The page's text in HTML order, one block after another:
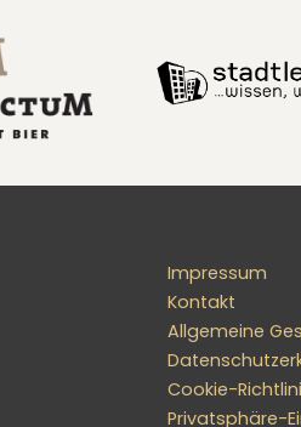
Impressum
Kontakt
Allgemeine
Cookie-
Privatsphäre-